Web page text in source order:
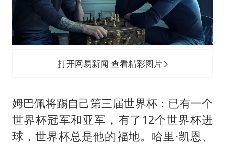
打开网易新闻 查看精彩图片
姆巴佩将踢自己第三届世界杯：已有一个
世界杯冠军和亚军，有了12个世界杯进
球，世界杯总是他的福地。哈里·凯恩、